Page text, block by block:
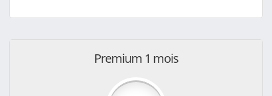
Premium 1 mois